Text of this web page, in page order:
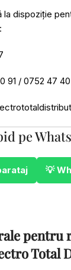
la dispoziție
91 / 0752 47 40
pe
💡
pentru
Total